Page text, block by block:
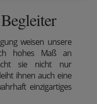
weisen unsere
hohes Maß an
sie nicht nur
ihnen auch eine
einzigartiges